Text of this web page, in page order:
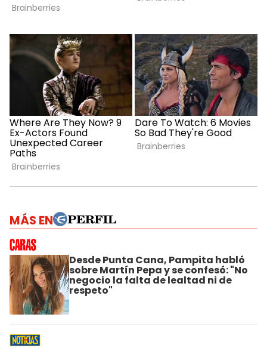
MÁS EN
Desde Punta Cana, Pampita habló
sobre Martín Pepa y se confesó: "No
negocio la falta de lealtad ni de
respeto"